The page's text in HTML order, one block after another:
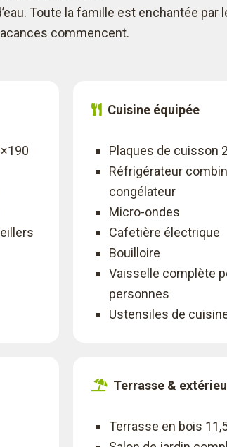
Toute la famille est enchantée par
commencent.
Cuisine équipée
Plaques de cuisson
Réfrigérateur
congélateur
Micro-ondes
Cafetière électrique
Bouilloire
Vaisselle complète
personnes
Ustensiles de
Terrasse &
Terrasse en bois